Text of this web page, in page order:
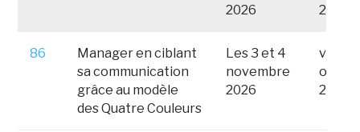
2026
2026
86
Manager en ciblant
sa communication
grâce au modèle
des Quatre Couleurs
Les 3 et 4
novembre
2026
2026